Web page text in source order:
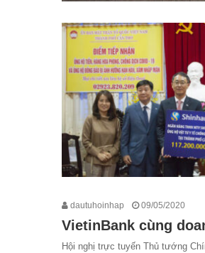
dautuhoinhap 09/05/2020
VietinBank cùng
Hội nghị trực tuyến Thủ tướng